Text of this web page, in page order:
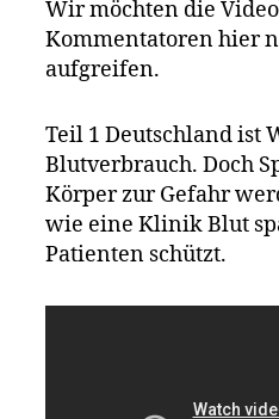
Wir möchten die
Kommentatoren hier
aufgreifen.
Teil 1 Deutschland ist
Blutverbrauch. Doch
Körper zur Gefahr
wie eine Klinik Blut
Patienten schützt.